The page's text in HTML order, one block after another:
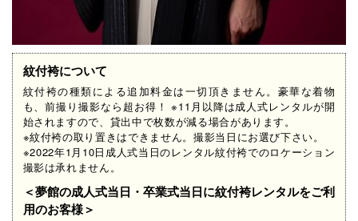
紋付袴について
紋付袴の種類による追加料金は一切頂きません。豪華な着物
も、前撮り撮影なら超お得！ ※11月以降は成人式レンタルが開
始されますので、貸出中で枚数が減る場合があります。​
※紋付袴の取り置きはできません。撮影当日にお選び下さい。
※2022年1月10日成人式当日のレンタル紋付袴でのロケーション
撮影は承れません。​​​​​​​
＜夢館の成人式当日・卒業式当日に紋付袴レンタルをご利
用のお客様＞